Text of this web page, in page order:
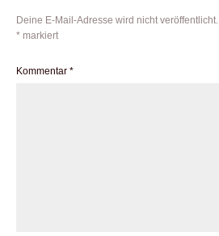
Deine E-Mail-Adresse wird nicht veröffentlicht.
* markiert
Kommentar *